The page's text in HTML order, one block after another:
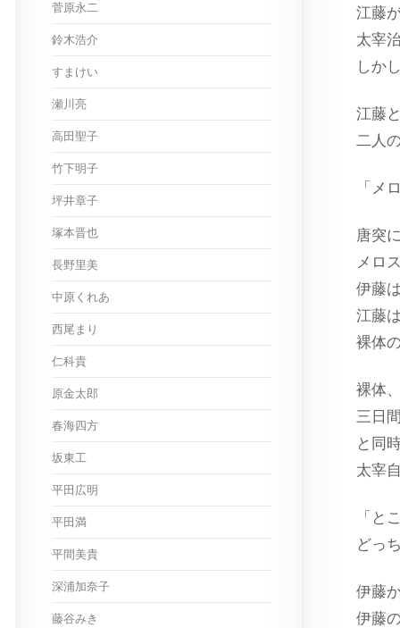
江藤
太宰
しか
江藤
二人
「メ
唐突
メロ
伊藤
江藤
裸体
裸体
三日
と同
太宰
「と
どっ
伊藤
伊藤
菅原永二
鈴木浩介
すまけい
瀬川亮
高田聖子
竹下明子
坪井章子
塚本晋也
長野里美
中原くれあ
西尾まり
仁科貴
原金太郎
春海四方
坂東工
平田広明
平田満
平間美貴
深浦加奈子
藤谷みき